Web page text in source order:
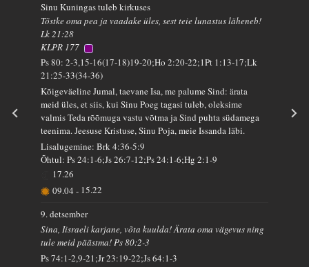
Sinu Kuningas tuleb kirkuses
Tõstke oma pea ja vaadake üles, sest teie lunastus läheneb!
Lk 21:28
KLPR 177
Ps 80: 2-3,15-16(17-18)19-20;Ho 2:20-22;1Pt 1:13-17;Lk
21:25-33(34-36)
Kõigeväeline Jumal, taevane Isa, me palume Sind: ärata
meid üles, et siis, kui Sinu Poeg tagasi tuleb, oleksime
valmis Teda rõõmuga vastu võtma ja Sind puhta südamega
teenima. Jeesuse Kristuse, Sinu Poja, meie Issanda läbi.
Lisalugemine: Brk 4:36-5:9
Õhtul: Ps 24:1-6;Js 26:7-12;Ps 24:1-6;Hg 2:1-9
17.26
09.04- 15.22
9. detsember
Sina, Iisraeli karjane, võta kuulda! Ärata oma vägevus ning
tule meid päästma! Ps 80:2-3
Ps 74:1-2,9-21;Jr 23:19-22;Js 64:1-3